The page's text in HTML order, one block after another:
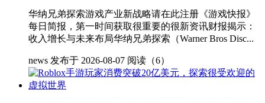
华纳兄弟探索游戏产业新战略请在此注册《游戏快报》
每日简报，第一时间获取很重要的很新资讯财报揭示：
收入增长与未来布局华纳兄弟探索（Warner Bros Disc...
news 发布于 2026-08-07 阅读（6）